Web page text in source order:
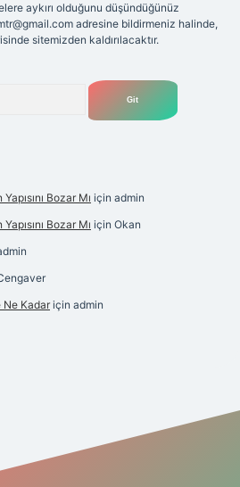
aykırı olduğunu düşündüğünüz
adresine bildirmeniz halinde,
sitemizden kaldırılacaktır.
Bozar Mı için admin
Bozar Mı için Okan
Ne Kadar için admin